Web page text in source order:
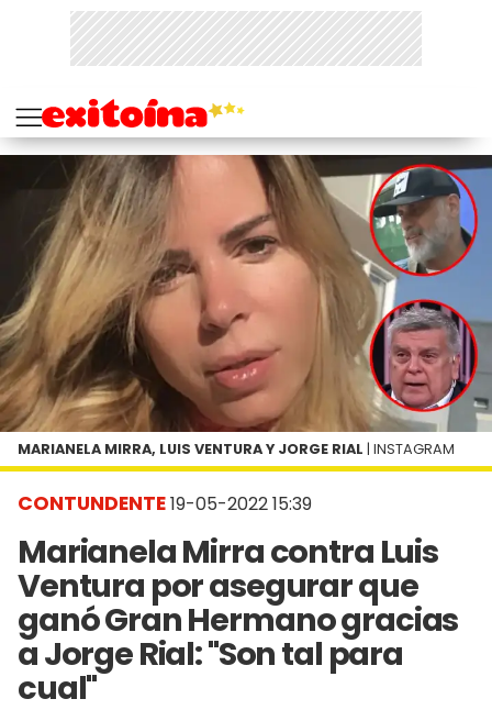
CONTUNDENTE19-05-2022 15:39
Marianela Mirra contra Luis
Ventura por asegurar que
ganó Gran Hermano gracias
a Jorge Rial: "Son tal para
cual"
MARIANELA MIRRA, LUIS VENTURA Y JORGE RIAL | INSTAGRAM